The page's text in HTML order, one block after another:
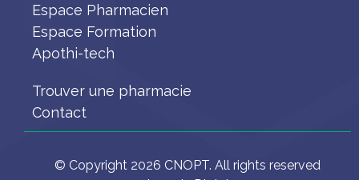
Espace Pharmacien
Espace Formation
Apothi-tech
Trouver une pharmacie
Contact
© Copyright 2026 CNOPT. All rights reserved